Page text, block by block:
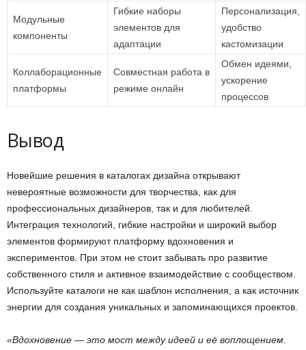
Модульные
компоненты
Гибкие наборы
элементов для
адаптации
Персонализация,
удобство
кастомизации
Коллаборационные
платформы
Совместная работа в
режиме онлайн
Обмен идеями,
ускорение
процессов
Вывод
Новейшие решения в каталогах дизайна открывают
невероятные возможности для творчества, как для
профессиональных дизайнеров, так и для любителей.
Интеграция технологий, гибкие настройки и широкий выбор
элементов формируют платформу вдохновения и
экспериментов. При этом не стоит забывать про развитие
собственного стиля и активное взаимодействие с сообществом.
Используйте каталоги не как шаблон исполнения, а как источник
энергии для создания уникальных и запоминающихся проектов.
«Вдохновение — это мост между идеей и её воплощением.